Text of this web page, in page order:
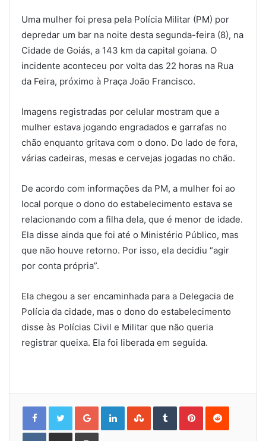
Uma mulher foi presa pela Polícia Militar (PM) por
depredar um bar na noite desta segunda-feira (8), na
Cidade de Goiás, a 143 km da capital goiana. O
incidente aconteceu por volta das 22 horas na Rua
da Feira, próximo à Praça João Francisco.
Imagens registradas por celular mostram que a
mulher estava jogando engradados e garrafas no
chão enquanto gritava com o dono. Do lado de fora,
várias cadeiras, mesas e cervejas jogadas no chão.
De acordo com informações da PM, a mulher foi ao
local porque o dono do estabelecimento estava se
relacionando com a filha dela, que é menor de idade.
Ela disse ainda que foi até o Ministério Público, mas
que não houve retorno. Por isso, ela decidiu “agir
por conta própria”.
Ela chegou a ser encaminhada para a Delegacia de
Polícia da cidade, mas o dono do estabelecimento
disse às Polícias Civil e Militar que não queria
registrar queixa. Ela foi liberada em seguida.
Google+LinkedInStumbleUpon
TumblrPinterestReddit
VKontakteShare Print